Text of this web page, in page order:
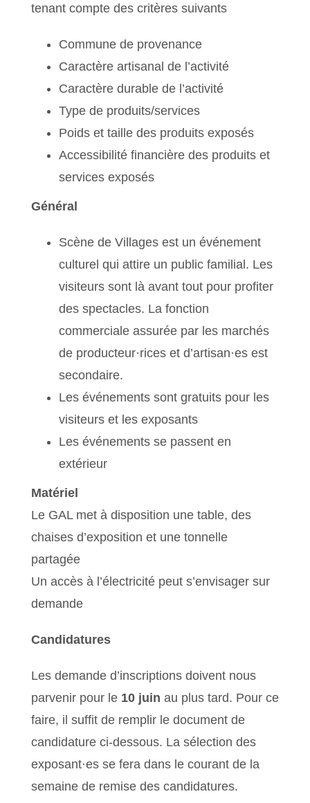
tenant compte des critères suivants
Commune de provenance
Caractère artisanal de l’activité
Caractère durable de l’activité
Type de produits/services
Poids et taille des produits exposés
Accessibilité financière des produits et
services exposés
Général
Scène de Villages est un événement
culturel qui attire un public familial. Les
visiteurs sont là avant tout pour profiter
des spectacles. La fonction
commerciale assurée par les marchés
de producteur·rices et d’artisan·es est
secondaire.
Les événements sont gratuits pour les
visiteurs et les exposants
Les événements se passent en
extérieur
Matériel
Le GAL met à disposition une table, des
chaises d’exposition et une tonnelle
partagée
Un accès à l’électricité peut s’envisager sur
demande
Candidatures
Les demande d’inscriptions doivent nous
parvenir pour le 10 juin au plus tard. Pour ce
faire, il suffit de remplir le document de
candidature ci-dessous. La sélection des
exposant·es se fera dans le courant de la
semaine de remise des candidatures.